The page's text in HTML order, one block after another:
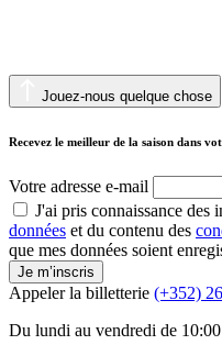
Jouez-nous quelque chose
Recevez le meilleur de la saison dans
Votre adresse e-mail
J'ai pris connaissance des
données et du contenu des
que mes données soient
Je m’inscris
Appeler la billetterie (+352)
Du lundi au vendredi de